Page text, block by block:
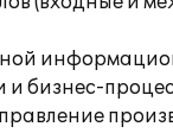
бизнес-